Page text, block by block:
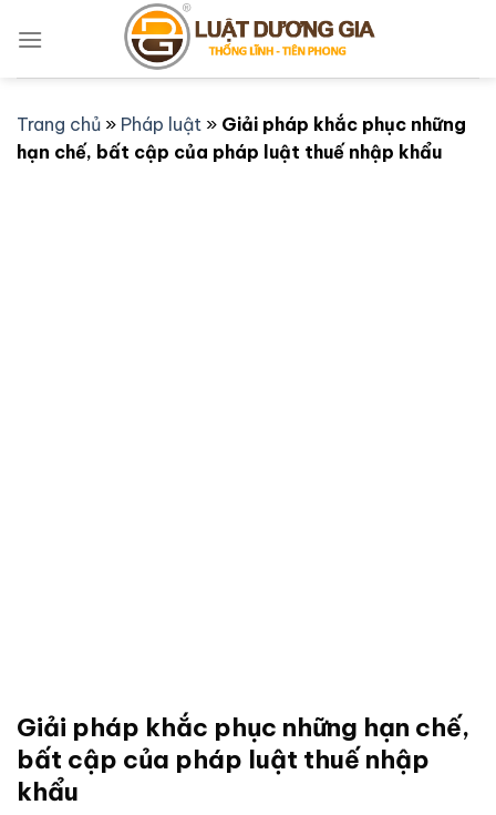
qua
Trang chủ » Pháp luật » Giải pháp khắc phục những
hạn chế, bất cập của pháp luật thuế nhập khẩu
Giải pháp khắc phục những hạn chế,
bất cập của pháp luật thuế nhập
khẩu